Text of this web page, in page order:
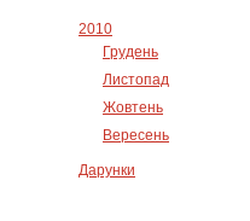
2010
Грудень
Листопад
Жовтень
Вересень
Дарунки